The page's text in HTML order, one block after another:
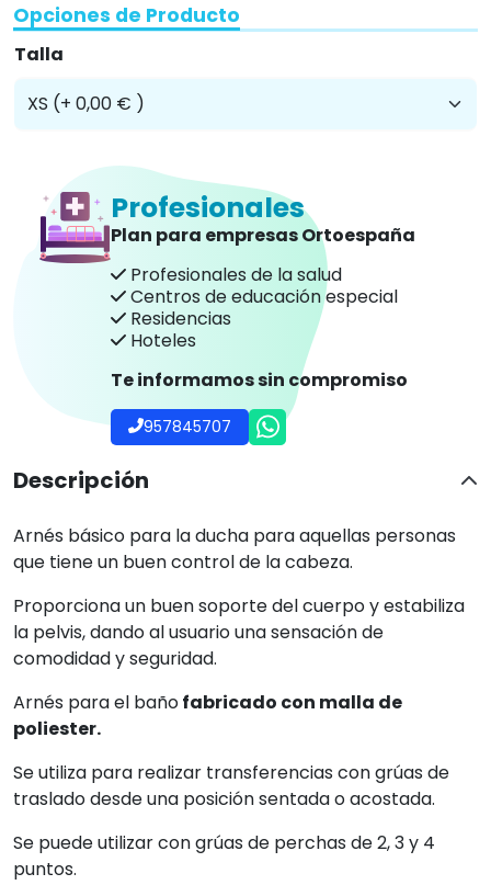
Opciones de Producto
Talla
Profesionales
Plan para empresas Ortoespaña
Profesionales de la salud
Centros de educación especial
Residencias
Hoteles
Te informamos sin compromiso
957845707
Descripción
Arnés básico para la ducha para aquellas personas
que tiene un buen control de la cabeza.
Proporciona un buen soporte del cuerpo y estabiliza
la pelvis, dando al usuario una sensación de
comodidad y seguridad.
Arnés para el bañofabricado con malla de
poliester.
Se utiliza para realizar transferencias con grúas de
traslado desde una posición sentada o acostada.
Se puede utilizar con grúas de perchas de 2, 3 y 4
puntos.